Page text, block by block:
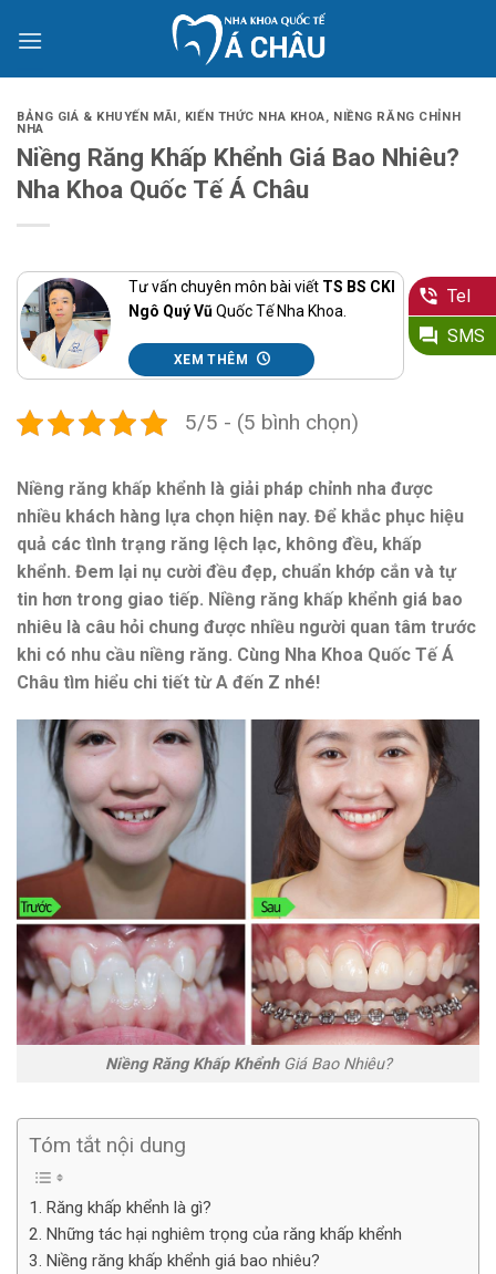
BẢNG GIÁ & KHUYẾN MÃI, KIẾN THỨC NHA KHOA, NIỀNG RĂNG CHỈNH
NHA
Niềng Răng Khấp Khểnh Giá Bao Nhiêu?
Nha Khoa Quốc Tế Á Châu
Tư vấn chuyên môn bài viết TS BS CKI
Ngô Quý VũQuốc Tế Nha Khoa.
XEM THÊM
5/5 - (5 bình chọn)
Niềng răng khấp khểnh là giải pháp chỉnh nha được
nhiều khách hàng lựa chọn hiện nay. Để khắc phục hiệu
quả các tình trạng răng lệch lạc, không đều, khấp
khểnh. Đem lại nụ cười đều đẹp, chuẩn khớp cắn và tự
tin hơn trong giao tiếp. Niềng răng khấp khểnh giá bao
nhiêu là câu hỏi chung được nhiều người quan tâm trước
khi có nhu cầu niềng răng. Cùng Nha Khoa Quốc Tế Á
Châu tìm hiểu chi tiết từ A đến Z nhé!
Niềng Răng Khấp KhểnhGiá Bao Nhiêu?
Tóm tắt nội dung
Răng khấp khểnh là gì?
Những tác hại nghiêm trọng của răng khấp khểnh
Niềng răng khấp khểnh giá bao nhiêu?
Tel
SMS